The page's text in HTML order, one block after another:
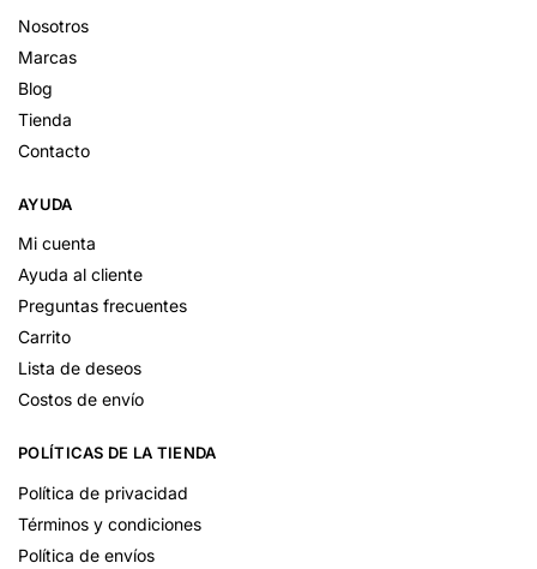
Nosotros
Marcas
Blog
Tienda
Contacto
AYUDA
Mi cuenta
Ayuda al cliente
Preguntas frecuentes
Carrito
Lista de deseos
Costos de envío
POLÍTICAS DE LA TIENDA
Política de privacidad
Términos y condiciones
Política de envíos